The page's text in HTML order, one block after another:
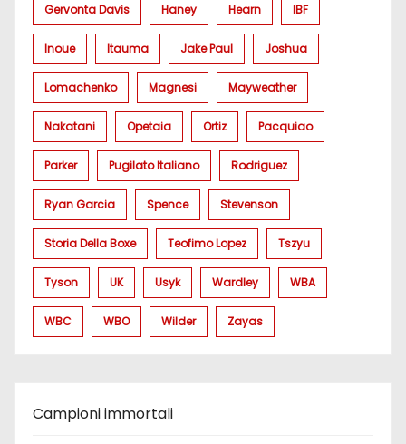
Gervonta Davis Haney Hearn IBF
Inoue Itauma Jake Paul Joshua
Lomachenko Magnesi Mayweather
Nakatani Opetaia Ortiz Pacquiao
Parker Pugilato Italiano Rodriguez
Ryan Garcia Spence Stevenson
Storia Della Boxe Teofimo Lopez Tszyu
Tyson UK Usyk Wardley WBA
WBC WBO Wilder Zayas
Campioni immortali